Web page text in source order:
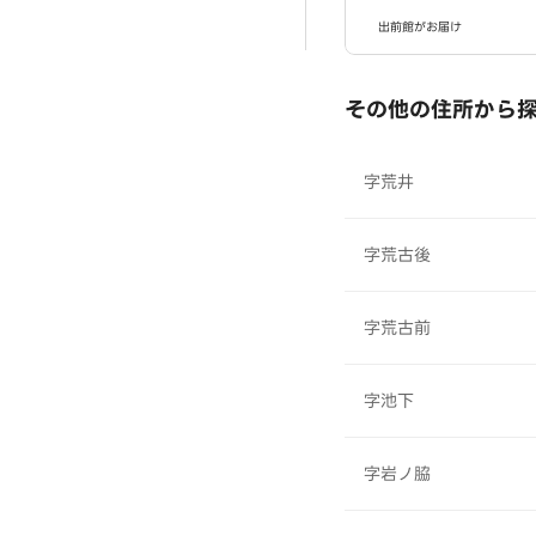
出前館がお届け
その他の住所から
字荒井
字荒古後
字荒古前
字池下
字岩ノ脇